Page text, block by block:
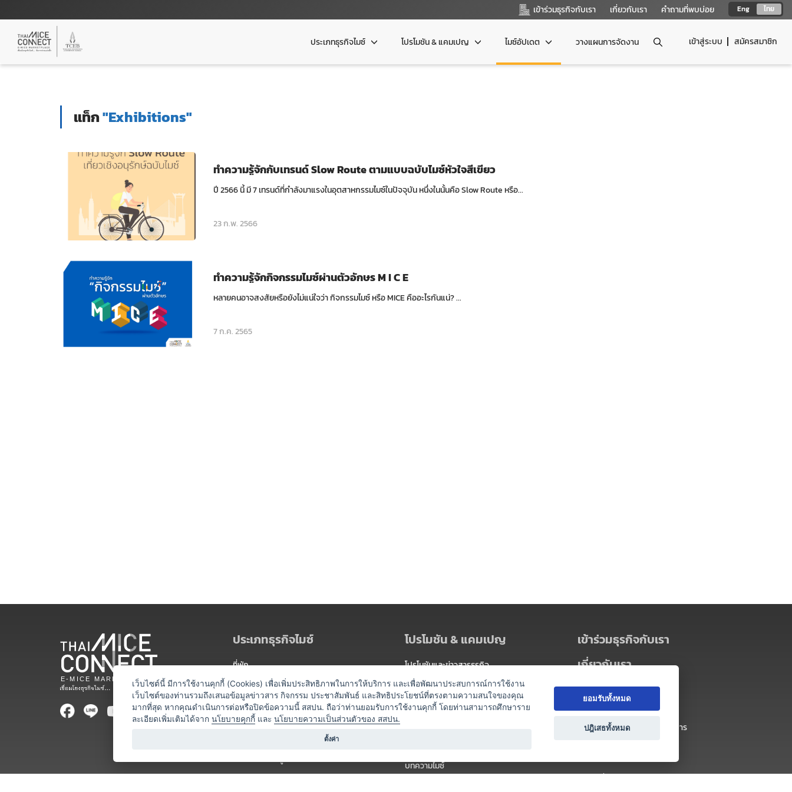
Eng ไทย
เข้าร่วมธุรกิจกับเรา เกี่ยวกับเรา คำถามที่พบบ่อย
เข้าสู่ระบบ สมัครสมาชิก
ประเภทธุรกิจไมซ์ โปรโมชัน & แคมเปญ ไมซ์อัปเดต วางแผนการจัดงาน
แท็ก"Exhibitions"
ทำความรู้จักกับเทรนด์ Slow Route ตามแบบฉบับไมซ์หัวใจสีเขียว
ปี 2566 นี้ มี 7 เทรนด์ที่กำลังมาแรงในอุตสาหกรรมไมซ์ในปัจจุบัน หนึ่งในนั้นคือ Slow Route หรือ...
23 ก.พ. 2566
ทำความรู้จักกิจกรรมไมซ์ผ่านตัวอักษร M I C E
หลายคนอาจสงสัยหรือยังไม่แน่ใจว่า กิจกรรมไมซ์ หรือ MICE คืออะไรกันแน่? ...
7 ก.ค. 2565
ประเภทธุรกิจไมซ์
ที่พัก
สถานที่จัดงาน
ท่องเที่ยว / นำเที่ยว
ออแกไนเซอร์
บริการสำหรับผู้จัดงาน
โปรโมชัน & แคมเปญ
โปรโมชันและข่าวสารธุรกิจ
แพ็กเกจ
แคมเปญ
บทความไมซ์
เข้าร่วมธุรกิจกับเรา
เกี่ยวกับเรา
เกี่ยวกับ Thai MICE Connect
นโยบายความเป็นส่วนตัว
ข้อตกลง และเงื่อนไขการใช้บริการ
เว็บไซต์นี้ มีการใช้งานคุกกี้ (Cookies) เพื่อเพิ่มประสิทธิภาพในการให้บริการ และเพื่อพัฒนาประสบการณ์การใช้งาน
เว็บไซต์ของท่านรวมถึงเสนอข้อมูลข่าวสาร กิจกรรม ประชาสัมพันธ์ และสิทธิประโยชน์ที่ตรงตามความสนใจของคุณ
มากที่สุด หากคุณดำเนินการต่อหรือปิดข้อความนี้ สสปน. ถือว่าท่านยอมรับการใช้งานคุกกี้ โดยท่านสามารถศึกษาราย
ละเอียดเพิ่มเติมได้จาก นโยบายคุกกี้ และ นโยบายความเป็นส่วนตัวของ สสปน.
ตั้งค่า
ยอมรับทั้งหมด
ปฎิเสธทั้งหมด